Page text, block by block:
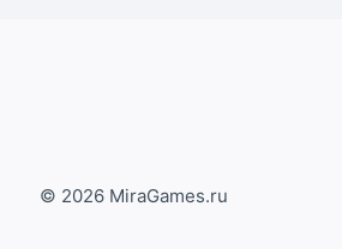
© 2026 MiraGames.ru